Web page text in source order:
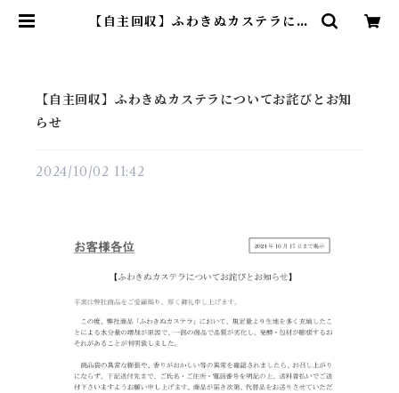
【自主回収】ふわきぬカステラにつ
【自主回収】ふわきぬカステラについてお詫びとお知
らせ
2024/10/02 11:42